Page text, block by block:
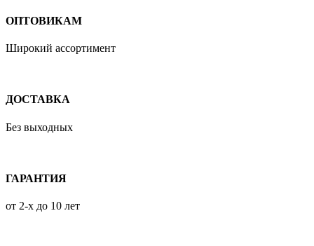
ОПТОВИКАМ
Широкий ассортимент
ДОСТАВКА
Без выходных
ГАРАНТИЯ
от 2-х до 10 лет